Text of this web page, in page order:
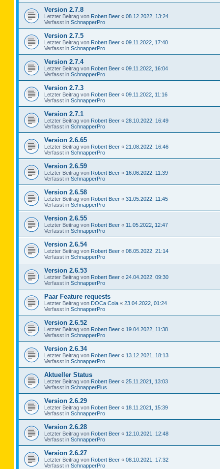
Version 2.7.8
Letzter Beitrag von Robert Beer « 08.12.2022, 13:24
Verfasst in SchnapperPro
Version 2.7.5
Letzter Beitrag von Robert Beer « 09.11.2022, 17:40
Verfasst in SchnapperPro
Version 2.7.4
Letzter Beitrag von Robert Beer « 09.11.2022, 16:04
Verfasst in SchnapperPro
Version 2.7.3
Letzter Beitrag von Robert Beer « 09.11.2022, 11:16
Verfasst in SchnapperPro
Version 2.7.1
Letzter Beitrag von Robert Beer « 28.10.2022, 16:49
Verfasst in SchnapperPro
Version 2.6.65
Letzter Beitrag von Robert Beer « 21.08.2022, 16:46
Verfasst in SchnapperPro
Version 2.6.59
Letzter Beitrag von Robert Beer « 16.06.2022, 11:39
Verfasst in SchnapperPro
Version 2.6.58
Letzter Beitrag von Robert Beer « 31.05.2022, 11:45
Verfasst in SchnapperPro
Version 2.6.55
Letzter Beitrag von Robert Beer « 11.05.2022, 12:47
Verfasst in SchnapperPro
Version 2.6.54
Letzter Beitrag von Robert Beer « 08.05.2022, 21:14
Verfasst in SchnapperPro
Version 2.6.53
Letzter Beitrag von Robert Beer « 24.04.2022, 09:30
Verfasst in SchnapperPro
Paar Feature requests
Letzter Beitrag von DOCa Cola « 23.04.2022, 01:24
Verfasst in SchnapperPro
Version 2.6.52
Letzter Beitrag von Robert Beer « 19.04.2022, 11:38
Verfasst in SchnapperPro
Version 2.6.34
Letzter Beitrag von Robert Beer « 13.12.2021, 18:13
Verfasst in SchnapperPro
Aktueller Status
Letzter Beitrag von Robert Beer « 25.11.2021, 13:03
Verfasst in SchnapperPlus
Version 2.6.29
Letzter Beitrag von Robert Beer « 18.11.2021, 15:39
Verfasst in SchnapperPro
Version 2.6.28
Letzter Beitrag von Robert Beer « 12.10.2021, 12:48
Verfasst in SchnapperPro
Version 2.6.27
Letzter Beitrag von Robert Beer « 08.10.2021, 17:32
Verfasst in SchnapperPro